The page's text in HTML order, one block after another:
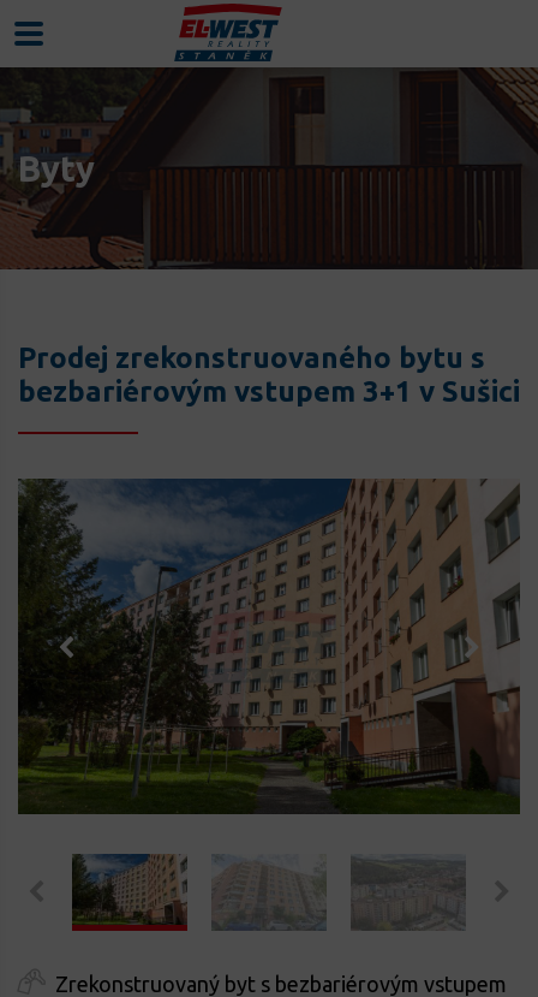
Byty
Prodej zrekonstruovaného bytu s
bezbariérovým vstupem 3+1 v Sušici
Zrekonstruovaný byt s bezbariérovým vstupem